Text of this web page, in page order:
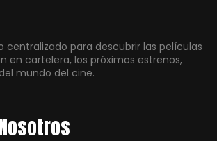
centralizado para descubrir las películas
en cartelera, los próximos estrenos,
mundo del cine.